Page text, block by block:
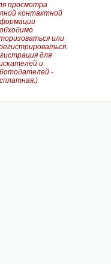
просмотра
контактной
или
для
и
-